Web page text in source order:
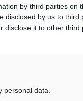
by third parties on
disclosed by us to third
disclose it to other third
personal data.
Το
προέδρου
παλαιούς